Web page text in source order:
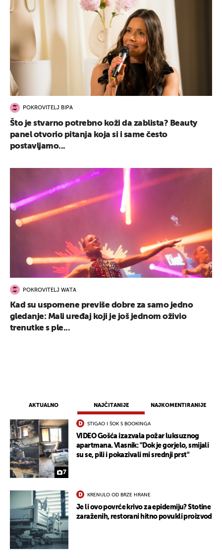
AKTUALNO NAJČITANIJE NAJKOMENTIRANIJE
7
STIGAO I ŠOK S BOOKINGA
VIDEO Gošća izazvala požar luksuznog
apartmana. Vlasnik: "Dok je gorjelo, smijali
su se, pili i pokazivali mi srednji prst"
KRENULO OD BRZE HRANE
Je li ovo povrće krivo za epidemiju? Stotine
zaraženih, restorani hitno povukli proizvod
POKROVITELJ BIPA
Što je stvarno potrebno koži da zablista? Beauty
panel otvorio pitanja koja si i same često
postavljamo...
POKROVITELJ WATA
Kad su uspomene previše dobre za samo jedno
gledanje: Mali uređaj koji je još jednom oživio
trenutke s ple...